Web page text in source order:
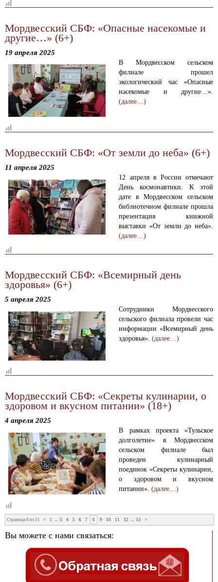
Мордвесский СБФ: «Опасные насекомые и
другие…» (6+)
19 апреля 2025
В Мордвесском сельском
филиале прошел
экологический час «Опасные
насекомые и другие…».
(далее…)
Мордвесский СБФ: «От земли до неба» (6+)
11 апреля 2025
12 апреля в России отмечают
День космонавтики. К этой
дате в Мордвесском сельском
библиотечном филиале прошла
презентация книжной
выставки «От земли до неба».
(далее…)
Мордвесский СБФ: «Всемирный день
здоровья» (6+)
5 апреля 2025
Сотрудники Мордвесского
сельского филиала провели час
информации «Всемирный день
здоровья».(далее…)
Мордвесский СБФ: «Секреты кулинарии, о
здоровом и вкусном питании» (18+)
4 апреля 2025
В рамках проекта «Тульское
долголетие» в Мордвесском
сельском филиале был
проведен кулинарный
поединок «Секреты кулинарии,
о здоровом и вкусном
питании».(далее…)
Страница 8 из 51 < 1 3 4 5 6 7 8 9 10 11 12 51 >
Вы можете с нами связаться: